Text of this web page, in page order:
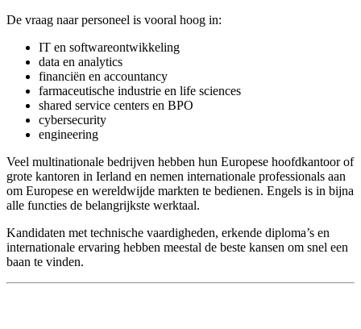
De vraag naar personeel is vooral hoog in:
IT en softwareontwikkeling
data en analytics
financiën en accountancy
farmaceutische industrie en life sciences
shared service centers en BPO
cybersecurity
engineering
Veel multinationale bedrijven hebben hun Europese hoofdkantoor of
grote kantoren in Ierland en nemen internationale professionals aan
om Europese en wereldwijde markten te bedienen. Engels is in bijna
alle functies de belangrijkste werktaal.
Kandidaten met technische vaardigheden, erkende diploma’s en
internationale ervaring hebben meestal de beste kansen om snel een
baan te vinden.